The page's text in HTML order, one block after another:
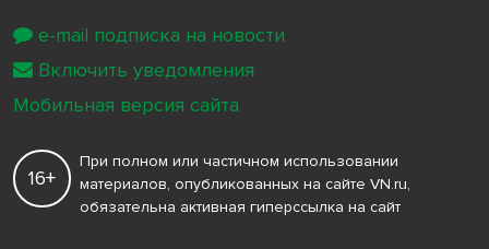
16+
При полном или частичном использовании
материалов, опубликованных на сайте VN.ru,
обязательна активная гиперссылка на сайт
e-mail подписка на новости
Включить уведомления
Мобильная версия сайта